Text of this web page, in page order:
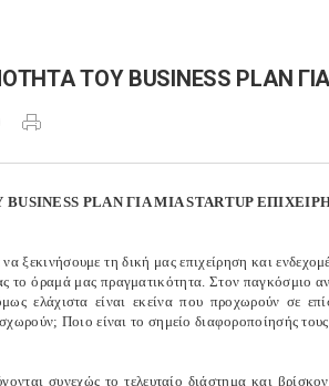
ΤΟΥ BUSINESS PLAN
PLAN ΓΙΑ ΜΙΑ STARTUP
να ξεκινήσουμε τη δική μας επιχείρηση και
το όραμά μας πραγματικότητα. Στον παγκόσμιο
ελάχιστα είναι εκείνα που προχωρούν σε
Ποιο είναι το σημείο διαφοροποίησής
συνεχώς το τελευταίο διάστημα και